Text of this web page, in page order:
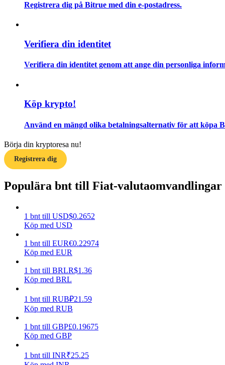
Information
Big data-analys inklusive handelsinformation, etc.
Guide
Handelsstrategier
Lär dig hur du håller dig lönsam
Registrera dig på Bitrue med din e-postadress.
Verifiera din identitet
Verifiera din identitet genom att ange din personliga
Köp krypto!
Använd en mängd olika betalningsalternativ för att köpa
Börja din kryptoresa nu!
Registrera dig
Populära bnt till Fiat-valutaomvandlingar
1 bnt till USD$0.2652
Köp med USD
1 bnt till EUR€0.22974
Köp med EUR
1 bnt till BRLR$1.36
Köp med BRL
1 bnt till RUB₽21.59
Köp med RUB
1 bnt till GBP£0.19675
Köp med GBP
1 bnt till INR₹25.25